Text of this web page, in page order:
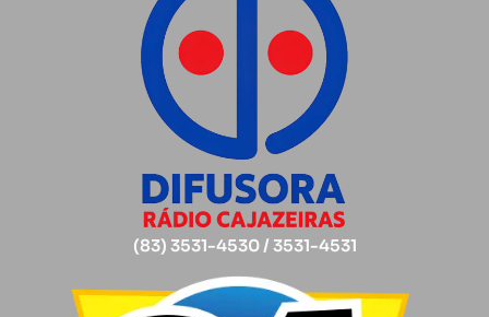
(83) 3531-4530 / 3531-4531